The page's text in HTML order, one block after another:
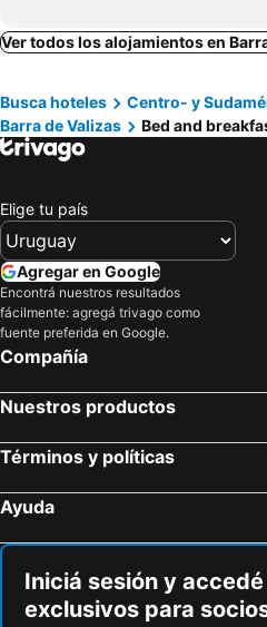
Ver todos los alojamientos en
Busca hoteles Centro- y
Barra de Valizas
Bed and
Elige tu país
Agregar en Google
Encontrá nuestros resultados
fácilmente: agregá trivago como
fuente preferida en Google.
Compañía
Nuestros productos
Términos y políticas
Ayuda
Iniciá sesión y
exclusivos para